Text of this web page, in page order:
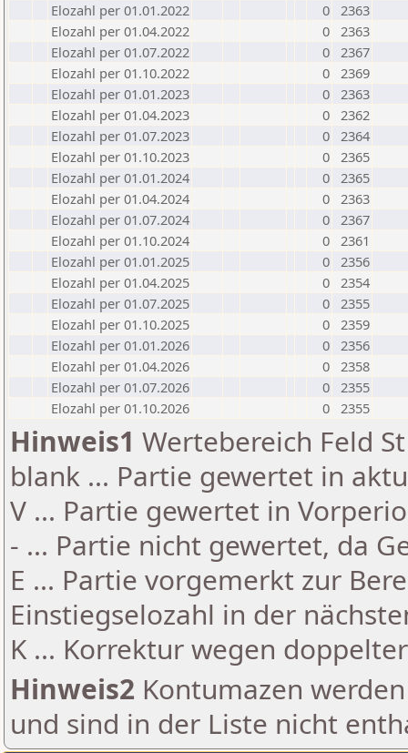
Elozahl per 01.01.2022
0 2363
Elozahl per 01.04.2022
0 2363
Elozahl per 01.07.2022
0 2367
Elozahl per 01.10.2022
0 2369
Elozahl per 01.01.2023
0 2363
Elozahl per 01.04.2023
0 2362
Elozahl per 01.07.2023
0 2364
Elozahl per 01.10.2023
0 2365
Elozahl per 01.01.2024
0 2365
Elozahl per 01.04.2024
0 2363
Elozahl per 01.07.2024
0 2367
Elozahl per 01.10.2024
0 2361
Elozahl per 01.01.2025
0 2356
Elozahl per 01.04.2025
0 2354
Elozahl per 01.07.2025
0 2355
Elozahl per 01.10.2025
0 2359
Elozahl per 01.01.2026
0 2356
Elozahl per 01.04.2026
0 2358
Elozahl per 01.07.2026
0 2355
Elozahl per 01.10.2026
0 2355
Hinweis1 Wertebereich Feld
blank ... Partie gewertet in
V ... Partie gewertet in
- ... Partie nicht gewertet, da
E ... Partie vorgemerkt zur
Einstiegselozahl in der
K ... Korrektur wegen
Hinweis2 Kontumazen
und sind in der Liste nicht